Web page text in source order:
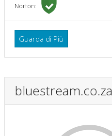
Norton:
Guarda di Più
bluestream.co.za